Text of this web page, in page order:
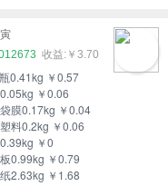
￥3.70
0.41kg ￥0.57
￥0.06
膜0.17kg ￥0.04
料0.2kg ￥0.06
￥0
0.99kg ￥0.79
2.63kg ￥1.68